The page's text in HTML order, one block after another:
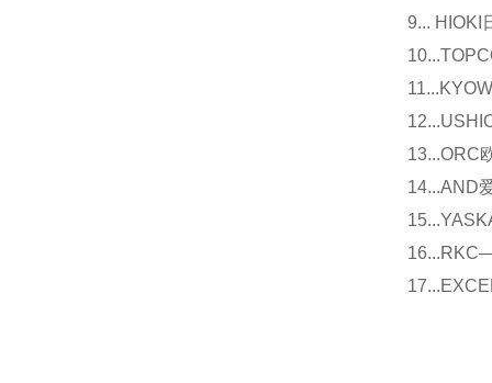
9... HIOKI
13...ORC
14...AND